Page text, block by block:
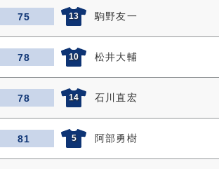
75 13 駒野友一
78 10 松井大輔
78 14 石川直宏
81 5 阿部勇樹